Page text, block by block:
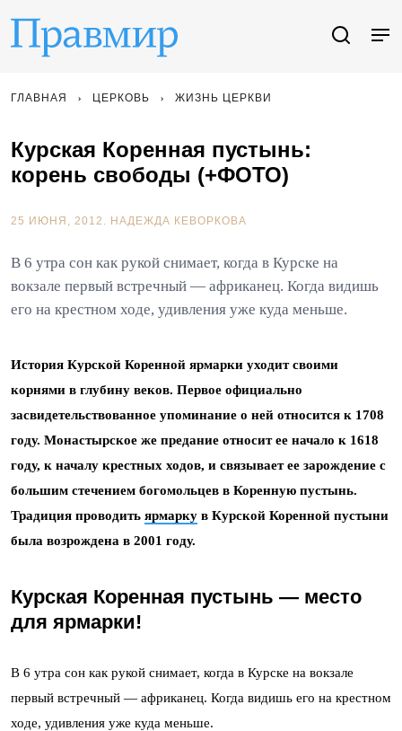
ГЛАВНАЯ ЦЕРКОВЬ ЖИЗНЬ ЦЕРКВИ
Курская Коренная пустынь:
корень свободы (+ФОТО)
25 ИЮНЯ, 2012. НАДЕЖДА КЕВОРКОВА
В 6 утра сон как рукой снимает, когда в Курске на
вокзале первый встречный — африканец. Когда видишь
его на крестном ходе, удивления уже куда меньше.
История Курской Коренной ярмарки уходит своими
корнями в глубину веков. Первое официально
засвидетельствованное упоминание о ней относится к 1708
году. Монастырское же предание относит ее начало к 1618
году, к началу крестных ходов, и связывает ее зарождение с
большим стечением богомольцев в Коренную пустынь.
Традиция проводить ярмарку в Курской Коренной пустыни
была возрождена в 2001 году.
Курская Коренная пустынь — место
для ярмарки!
В 6 утра сон как рукой снимает, когда в Курске на вокзале
первый встречный — африканец. Когда видишь его на крестном
ходе, удивления уже куда меньше.